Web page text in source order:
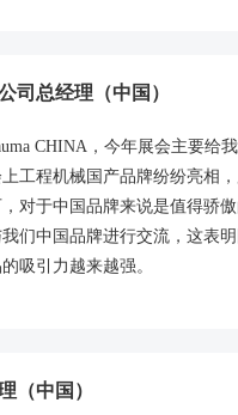
司总经理（中国）
CHINA，今年展会主要给
工程机械国产品牌纷纷亮相
对于中国品牌来说是值得骄
们中国品牌进行交流，这表
吸引力越来越强。
（中国）